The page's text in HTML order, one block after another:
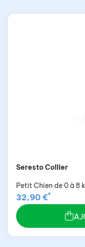
Seresto Collier
Petit Chien de 0 à 8
32,90 €*